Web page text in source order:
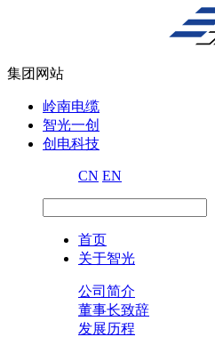
集团网站
岭南电缆
智光一创
创电科技
CN EN
首页
关于智光
公司简介
董事长致辞
发展历程